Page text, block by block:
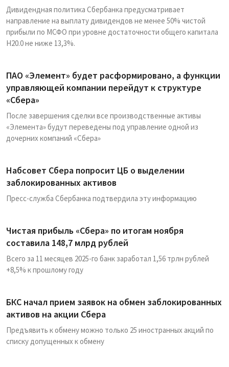
Дивидендная политика Сбербанка предусматривает
направление на выплату дивидендов не менее 50% чистой
прибыли по МСФО при уровне достаточности общего капитала
Н20.0 не ниже 13,3%.
ПАО «Элемент» будет расформировано, а функции
управляющей компании перейдут к структуре
«Сбера»
После завершения сделки все производственные активы
«Элемента» будут переведены под управление одной из
дочерних компаний «Сбера»
Набсовет Сбера попросит ЦБ о выделении
заблокированных активов
Пресс-служба Сбербанка подтвердила эту информацию
Чистая прибыль «Сбера» по итогам ноября
составила 148,7 млрд рублей
Всего за 11 месяцев 2025-го банк заработал 1,56 трлн рублей
+8,5% к прошлому году
БКС начал прием заявок на обмен заблокированных
активов на акции Сбера
Предъявить к обмену можно только 25 иностранных акций по
списку допущенных к обмену